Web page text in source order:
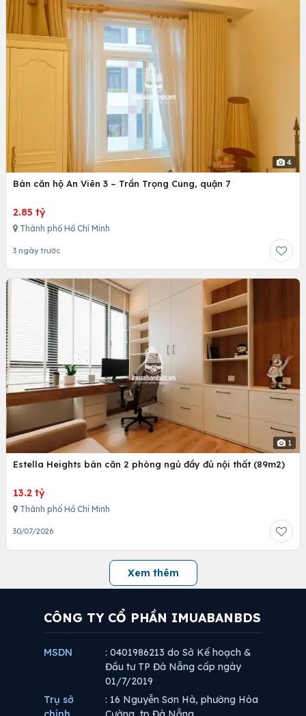
4
Bán căn hộ An Viên 3 – Trần Trọng Cung, quận 7
2.85 tỷ
Thành phố Hồ Chí Minh
3 ngày trước
1
Estella Heights bán căn 2 phòng ngủ đầy đủ nội thất (89m2)
13.2 tỷ
Thành phố Hồ Chí Minh
30/07/2026
Xem thêm
CÔNG TY CỔ PHẦN IMUABANBDS
MSDN
: 0401986213 do Sở Kế hoạch &
Đầu tư TP Đà Nẵng cấp ngày
01/7/2019
Trụ sở
: 16 Nguyễn Sơn Hà, phường Hòa